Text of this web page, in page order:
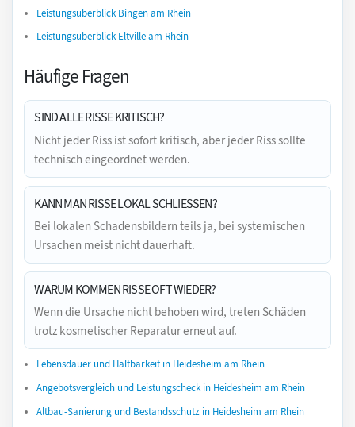
Leistungsüberblick Bingen am Rhein
Leistungsüberblick Eltville am Rhein
Häufige Fragen
SIND ALLE RISSE KRITISCH?
Nicht jeder Riss ist sofort kritisch, aber jeder Riss sollte
technisch eingeordnet werden.
KANN MAN RISSE LOKAL SCHLIESSEN?
Bei lokalen Schadensbildern teils ja, bei systemischen
Ursachen meist nicht dauerhaft.
WARUM KOMMEN RISSE OFT WIEDER?
Wenn die Ursache nicht behoben wird, treten Schäden
trotz kosmetischer Reparatur erneut auf.
Lebensdauer und Haltbarkeit in Heidesheim am Rhein
Angebotsvergleich und Leistungscheck in Heidesheim am Rhein
Altbau-Sanierung und Bestandsschutz in Heidesheim am Rhein